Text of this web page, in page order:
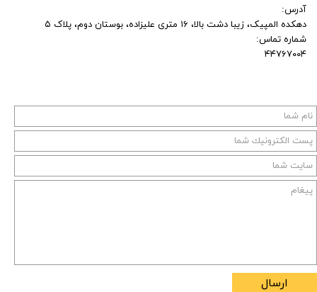
آدرس:
دهکده المپیک، زیبا دشت بالا، ۱۶ متری علیزاده، بوستان دوم، پلاک ۵
شماره تماس:
۴۴۷۶۷۰۰۴
ارسال